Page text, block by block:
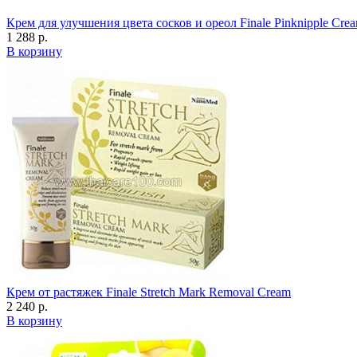
Крем для улучшения цвета сосков и ореол Finale Pinknipple
1 288 р.
В корзину
Крем от растяжек Finale Stretch Mark Removal Cream
2 240 р.
В корзину